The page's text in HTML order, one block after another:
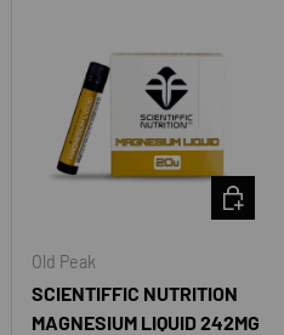
AL CARRITO
Old Peak
SCIENTIFFIC NUTRITION
MAGNESIUM LIQUID 242MG